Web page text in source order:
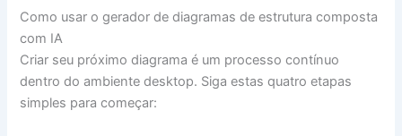
Como usar o gerador de diagramas de estrutura composta
com IA
Criar seu próximo diagrama é um processo contínuo
dentro do ambiente desktop. Siga estas quatro etapas
simples para começar: